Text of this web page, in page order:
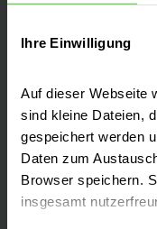
Ihre Einwilligung
Auf dieser Webseite
sind kleine Dateien,
gespeichert werden
Daten zum
Browser speichern.
insgesamt
Als städtische
gegründet,
auf eine lange
gehört unsere
Akademisches